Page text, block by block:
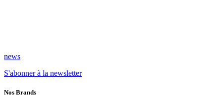
news
S'abonner à la newsletter
Nos Brands